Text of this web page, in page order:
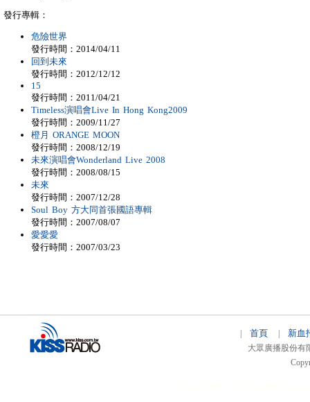
發行專輯：
危險世界
發行時間：2014/04/11
回到未來
發行時間：2012/12/12
15
發行時間：2011/04/21
Timeless演唱會Live In Hong Kong2009
發行時間：2009/11/27
橙月 ORANGE MOON
發行時間：2008/12/19
未來演唱會Wonderland Live 2008
發行時間：2008/08/15
未來
發行時間：2007/12/28
Soul Boy 方大同首張國語專輯
發行時間：2007/08/07
愛愛愛
發行時間：2007/03/23
首頁 新血
大眾廣播股份有